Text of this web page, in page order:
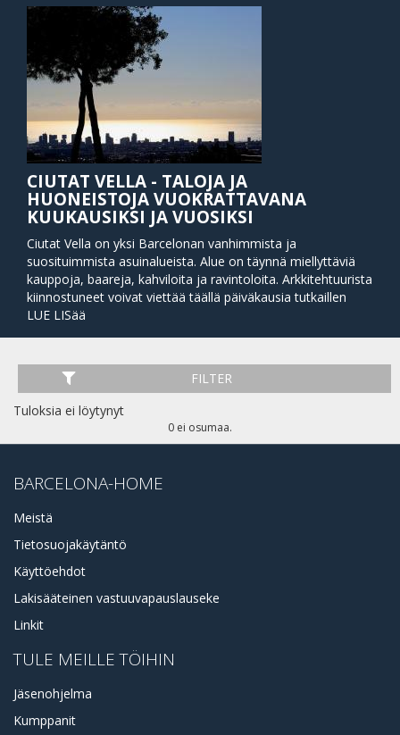
CIUTAT VELLA - TALOJA JA
HUONEISTOJA VUOKRATTAVANA
KUUKAUSIKSI JA VUOSIKSI
Ciutat Vella on yksi Barcelonan vanhimmista ja
suosituimmista asuinalueista. Alue on täynnä miellyttäviä
kauppoja, baareja, kahviloita ja ravintoloita. Arkkitehtuurista
kiinnostuneet voivat viettää täällä päiväkausia tutkaillen
historiallisia monumentteja, ja goottilaista arkkitehtuuria,
kaupunginosasta kannattaa nauttia!
KAUPUNGINOSAN ERI ALUEET
LUE LISää
FILTER
Tuloksia ei löytynyt
0 ei osumaa.
BARCELONA-HOME
Meistä
Tietosuojakäytäntö
Käyttöehdot
Lakisääteinen vastuuvapauslauseke
Linkit
TULE MEILLE TÖIHIN
Jäsenohjelma
Kumppanit